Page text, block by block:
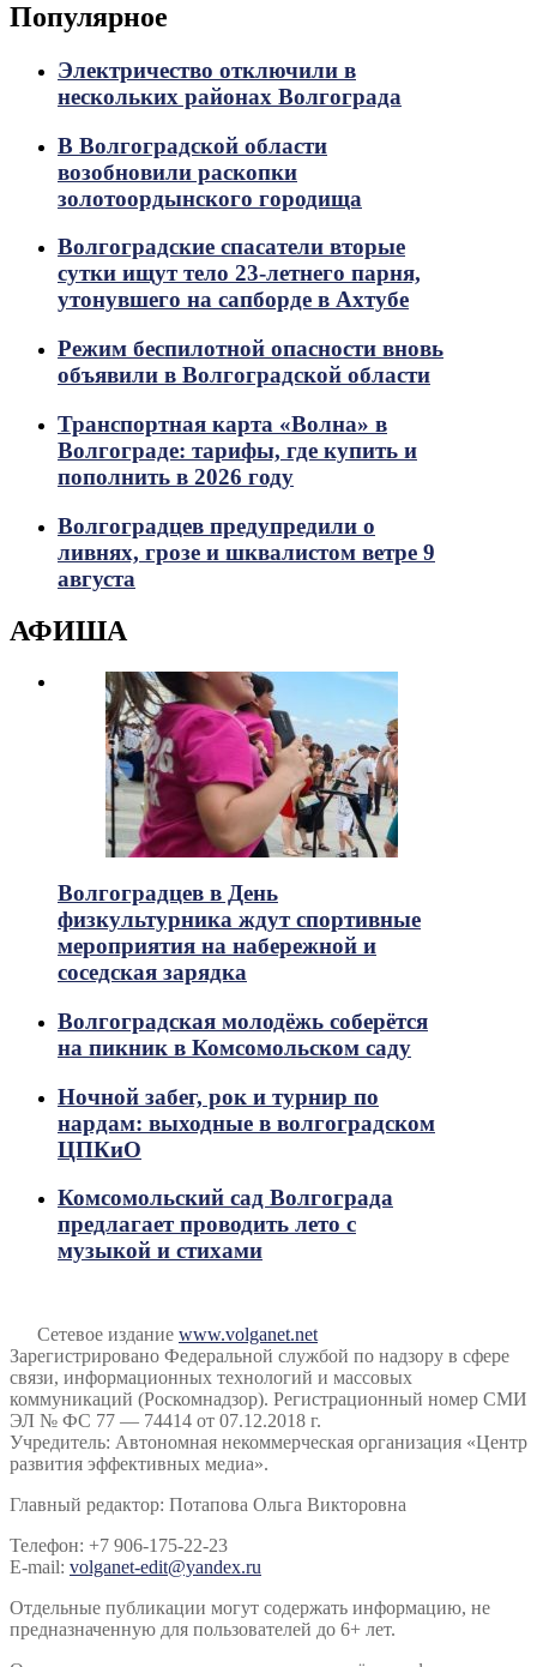
Популярное
Электричество отключили в
нескольких районах Волгограда
В Волгоградской области
возобновили раскопки
золотоордынского городища
Волгоградские спасатели вторые
сутки ищут тело 23-летнего парня,
утонувшего на сапборде в Ахтубе
Режим беспилотной опасности вновь
объявили в Волгоградской области
Транспортная карта «Волна» в
Волгограде: тарифы, где купить и
пополнить в 2026 году
Волгоградцев предупредили о
ливнях, грозе и шквалистом ветре 9
августа
АФИША
Волгоградцев в День
физкультурника ждут спортивные
мероприятия на набережной и
соседская зарядка
Волгоградская молодёжь соберётся
на пикник в Комсомольском саду
Ночной забег, рок и турнир по
нардам: выходные в волгоградском
ЦПКиО
Комсомольский сад Волгограда
предлагает проводить лето с
музыкой и стихами
Сетевое издание www.volganet.net
Зарегистрировано Федеральной службой по надзору в сфере
связи, информационных технологий и массовых
коммуникаций (Роскомнадзор). Регистрационный номер СМИ
ЭЛ № ФС 77 — 74414 от 07.12.2018 г.
Учредитель: Автономная некоммерческая организация «Центр
развития эффективных медиа».
Главный редактор: Потапова Ольга Викторовна
Телефон: +7 906-175-22-23
E-mail: volganet-edit@yandex.ru
Отдельные публикации могут содержать информацию, не
предназначенную для пользователей до 6+ лет.